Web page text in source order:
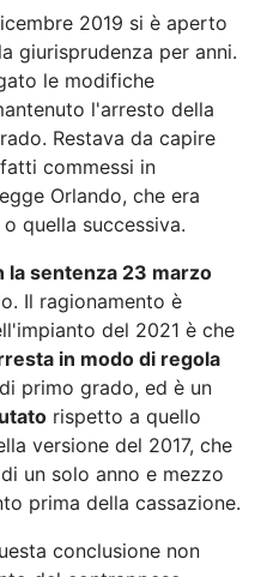
2019 si è aperto
giurisprudenza per anni.
le modifiche
l'arresto della
Restava da capire
commessi in
Orlando, che era
quella successiva.
la sentenza 23 marzo
Il ragionamento è
del 2021 è che
in modo di regola
primo grado, ed è un
rispetto a quello
versione del 2017, che
un solo anno e mezzo
prima della cassazione.
conclusione non